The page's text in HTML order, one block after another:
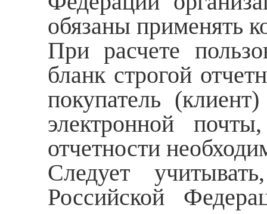
обязаны применять
При расчете
бланк строгой
покупатель
электронной
отчетности
Следует
Российской